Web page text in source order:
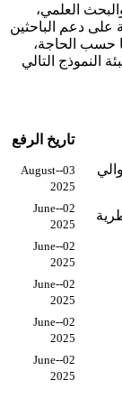
والبحث العلمي،
على دعم الباحثين
حسب الحاجة،
النموذج التالي
تاريخ الرفع
03-August-
2025
02-June-
2025
02-June-
2025
02-June-
2025
02-June-
2025
02-June-
2025